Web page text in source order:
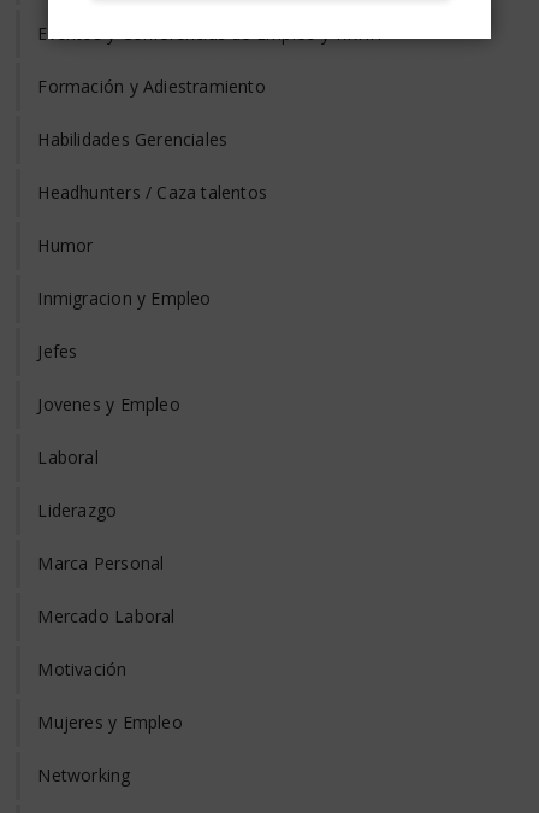
Eventos y Conferencias de Empleo y RRHH
Formación y Adiestramiento
Habilidades Gerenciales
Headhunters / Caza talentos
Humor
Inmigracion y Empleo
Jefes
Jovenes y Empleo
Laboral
Liderazgo
Marca Personal
Mercado Laboral
Motivación
Mujeres y Empleo
Networking